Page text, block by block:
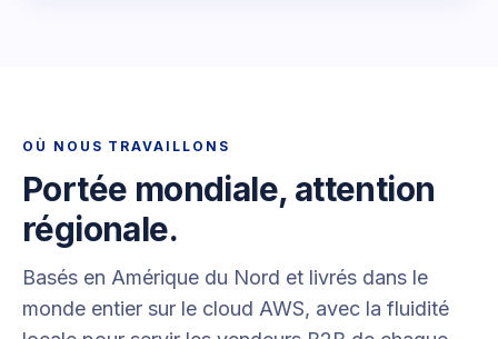
OÙ NOUS TRAVAILLONS
Portée mondiale, attention
régionale.
Basés en Amérique du Nord et livrés dans le
monde entier sur le cloud AWS, avec la fluidité